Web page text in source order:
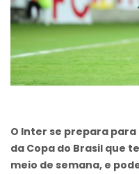
O Inter se prepara
da Copa do Brasil que
meio de semana, e